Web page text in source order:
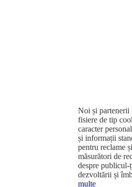
Noi și partenerii
fisiere de tip
caracter
și informații
pentru reclame
măsurători de
despre publicul-
dezvoltării și
multe